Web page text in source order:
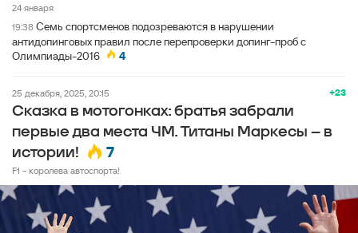
24 января
19:38 Семь спортсменов подозреваются в нарушении
антидопинговых правил после перепроверки допинг‑проб с
Олимпиады-2016
4
+23
25 декабря, 2025, 20:15
Сказка в мотогонках: братья забрали
первые два места ЧМ. Титаны Маркесы – в
истории!
7
F1 - королева автоспорта!